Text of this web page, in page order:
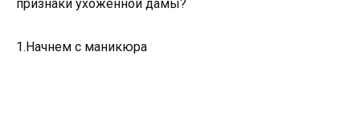
признаки ухоженной дамы?
1.Начнем с маникюра